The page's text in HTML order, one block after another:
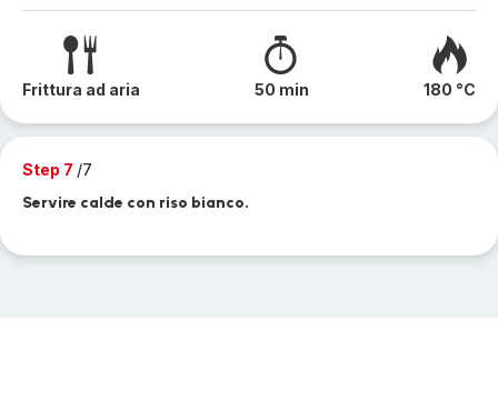
Frittura ad aria 50 min 180 °C
Step 7 /7
Servire calde con riso bianco.